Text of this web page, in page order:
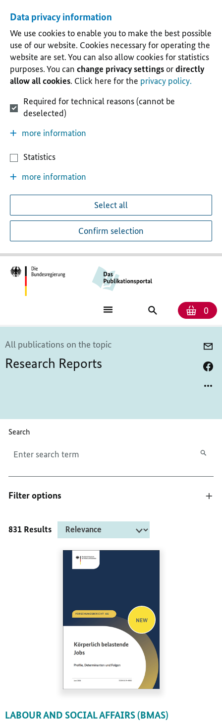
Data privacy information
We use cookies to enable you to make the best possible
use of our website. Cookies necessary for operating the
website are set. You can also allow cookies for statistics
purposes. You can change privacy settingsordirectly
allow all cookies. Click here for the privacy policy.
Required for technical reasons (cannot be
deselected)
more information
Statistics
more information
Select all
Confirm selection
Search
publications
0
All publications on the topic
Research Reports
Search
Filter options
831 Results
LABOUR AND SOCIAL AFFAIRS (BMAS)